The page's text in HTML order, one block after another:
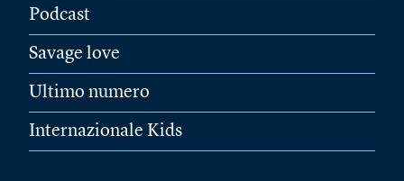
Podcast
Savage love
Ultimo numero
Internazionale Kids